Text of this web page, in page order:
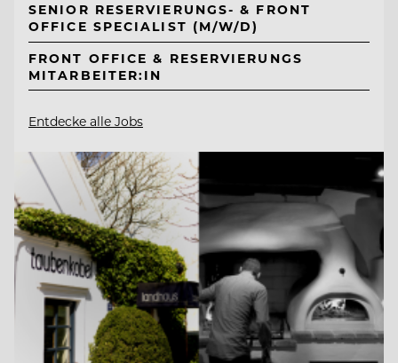
SENIOR RESERVIERUNGS- & FRONT
OFFICE SPECIALIST (M/W/D)
FRONT OFFICE & RESERVIERUNGS
MITARBEITER:IN
Entdecke alle Jobs